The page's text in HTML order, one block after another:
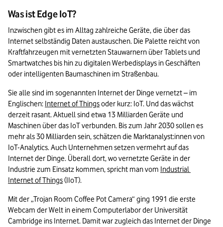
Was ist Edge IoT?
Inzwischen gibt es im Alltag zahlreiche Geräte, die über das
Internet selbständig Daten austauschen. Die Palette reicht von
Kraftfahrzeugen mit vernetzten Stauwarnern über Tablets und
Smartwatches bis hin zu digitalen Werbedisplays in Geschäften
oder intelligenten Baumaschinen im Straßenbau.
Sie alle sind im sogenannten Internet der Dinge vernetzt – im
Englischen: Internet of Things oder kurz: IoT. Und das wächst
derzeit rasant. Aktuell sind etwa 13 Milliarden Geräte und
Maschinen über das IoT verbunden. Bis zum Jahr 2030 sollen es
mehr als 30 Milliarden sein, schätzen die Marktanalyst:innen von
IoT-Analytics. Auch Unternehmen setzen vermehrt auf das
Internet der Dinge. Überall dort, wo vernetzte Geräte in der
Industrie zum Einsatz kommen, spricht man vom Industrial
Internet of Things (IIoT).
Mit der „Trojan Room Coffee Pot Camera“ ging 1991 die erste
Webcam der Welt in einem Computerlabor der Universität
Cambridge ins Internet. Damit war zugleich das Internet der Dinge